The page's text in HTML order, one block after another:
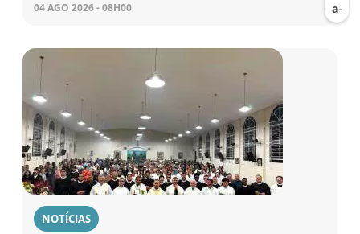
04 AGO 2026 - 08H00
NOTÍCIAS